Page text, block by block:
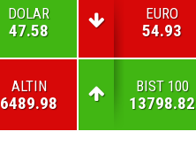
DOLAR
47.58
EURO
54.93
ALTIN
6489.98
BIST 100
13798.82